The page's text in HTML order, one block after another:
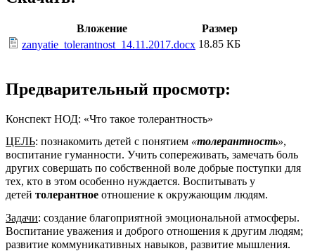
Вложение
Размер
zanyatie_tolerantnost_14.11.2017.docx 18.85 КБ
Предварительный просмотр:
Конспект НОД: «Что такое толерантность»
ЦЕЛЬ: познакомить детей с понятием «толерантность»,
воспитание гуманности. Учить сопереживать, замечать боль
других совершать по собственной воле добрые поступки для
тех, кто в этом особенно нуждается. Воспитывать у
детей толерантное отношение к окружающим людям.
Задачи: создание благоприятной эмоциональной атмосферы.
Воспитание уважения и доброго отношения к другим людям;
развитие коммуникативных навыков, развитие мышления.